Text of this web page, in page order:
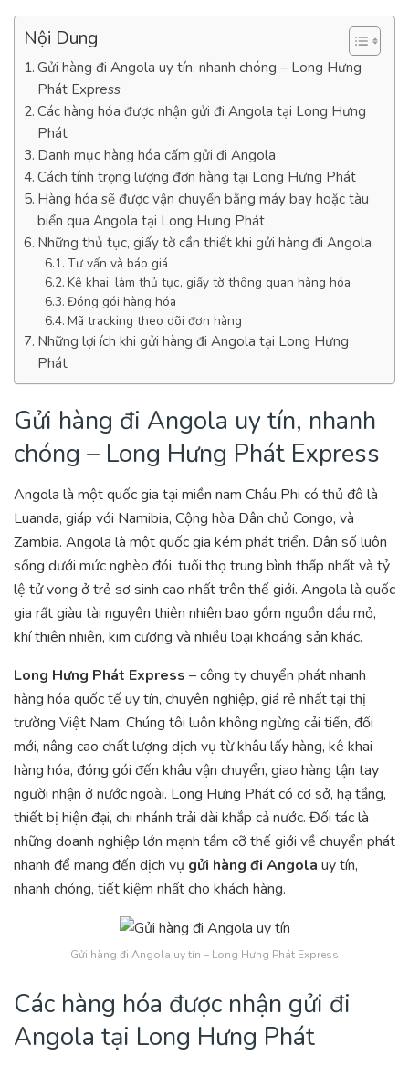
Nội Dung
Gửi hàng đi Angola uy tín, nhanh chóng – Long Hưng
Phát Express
Các hàng hóa được nhận gửi đi Angola tại Long Hưng
Phát
Danh mục hàng hóa cấm gửi đi Angola
Cách tính trọng lượng đơn hàng tại Long Hưng Phát
Hàng hóa sẽ được vận chuyển bằng máy bay hoặc tàu
biển qua Angola tại Long Hưng Phát
Những thủ tục, giấy tờ cần thiết khi gửi hàng đi Angola
Tư vấn và báo giá
Kê khai, làm thủ tục, giấy tờ thông quan hàng hóa
Đóng gói hàng hóa
Mã tracking theo dõi đơn hàng
Những lợi ích khi gửi hàng đi Angola tại Long Hưng
Phát
Gửi hàng đi Angola uy tín, nhanh
chóng – Long Hưng Phát Express
Angola là một quốc gia tại miền nam Châu Phi có thủ đô là
Luanda, giáp với Namibia, Cộng hòa Dân chủ Congo, và
Zambia. Angola là một quốc gia kém phát triển. Dân số luôn
sống dưới mức nghèo đói, tuổi thọ trung bình thấp nhất và tỷ
lệ tử vong ở trẻ sơ sinh cao nhất trên thế giới. Angola là quốc
gia rất giàu tài nguyên thiên nhiên bao gồm nguồn dầu mỏ,
khí thiên nhiên, kim cương và nhiều loại khoáng sản khác.
Long Hưng Phát Express – công ty chuyển phát nhanh
hàng hóa quốc tế uy tín, chuyên nghiệp, giá rẻ nhất tại thị
trường Việt Nam. Chúng tôi luôn không ngừng cải tiến, đổi
mới, nâng cao chất lượng dịch vụ từ khâu lấy hàng, kê khai
hàng hóa, đóng gói đến khâu vận chuyển, giao hàng tận tay
người nhận ở nước ngoài. Long Hưng Phát có cơ sở, hạ tầng,
thiết bị hiện đại, chi nhánh trải dài khắp cả nước. Đối tác là
những doanh nghiệp lớn mạnh tầm cỡ thế giới về chuyển phát
nhanh để mang đến dịch vụ gửi hàng đi Angola uy tín,
nhanh chóng, tiết kiệm nhất cho khách hàng.
Gửi hàng đi Angola uy tín – Long Hưng Phát Express
Các hàng hóa được nhận gửi đi
Angola tại Long Hưng Phát